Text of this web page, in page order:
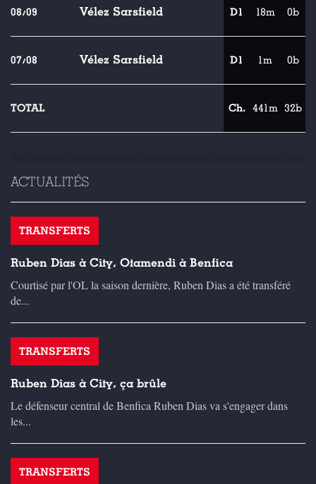
08/09 Vélez Sarsfield D1 18m 0b
07/08 Vélez Sarsfield D1 1m 0b
TOTAL Ch. 441m 32b
ACTUALITÉS
TRANSFERTS
Ruben Dias à City, Otamendi à Benfica
Courtisé par l'OL la saison dernière, Ruben Dias a été transféré
de...
TRANSFERTS
Ruben Dias à City, ça brûle
Le défenseur central de Benfica Ruben Dias va s'engager dans
les...
TRANSFERTS